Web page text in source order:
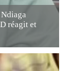
réagit et